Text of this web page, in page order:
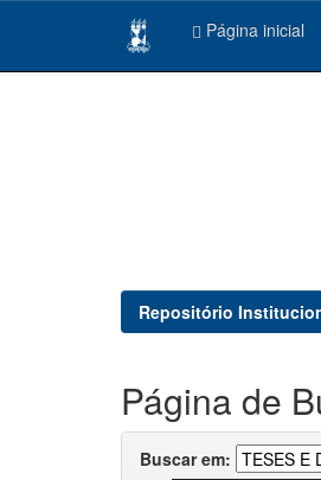
Página inicial
Repositório
Página de
Buscar em: